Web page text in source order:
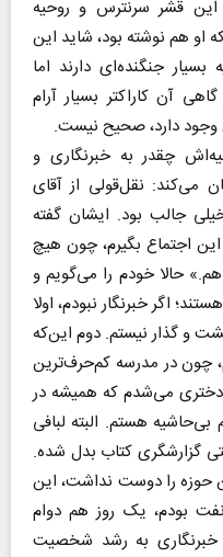
این قشر سرنترس و روحیه
که او هم نوشته بود، شاید این
جنگنده‌ای دارند اما
آن کاراکتر بسیار آرام
وجود دارد، صحیح نیست.
چقدر به خبرنگاری و
می‌کند: نقل‌قولی از آقای
خیلی جالب بود. ایشان گفته
اجتماع بگیرم، چون هیچ
حالا خودم را می‌گویم و
اگر خبرنگار نبودم، اولا
و گذار نیستم. دوم این‌که
چون در مدرسه کم‌حرف‌ترین
دختری می‌شدم که همیشه در
هستم. البته لبافی
گزارشگری کتاب بدل شده.
حوزه را دوست نداشت، این
نفت بودم، یک روز هم دوام
خبرنگاری به رشد شخصیت